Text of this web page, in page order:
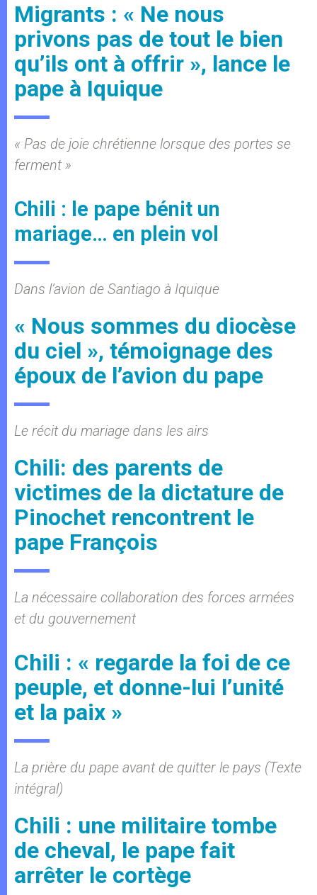
Migrants : « Ne nous
privons pas de tout le bien
qu’ils ont à offrir », lance le
pape à Iquique
« Pas de joie chrétienne lorsque des portes se
ferment »
Chili : le pape bénit un
mariage… en plein vol
Dans l’avion de Santiago à Iquique
« Nous sommes du diocèse
du ciel », témoignage des
époux de l’avion du pape
Le récit du mariage dans les airs
Chili: des parents de
victimes de la dictature de
Pinochet rencontrent le
pape François
La nécessaire collaboration des forces armées
et du gouvernement
Chili : « regarde la foi de ce
peuple, et donne-lui l’unité
et la paix »
La prière du pape avant de quitter le pays (Texte
intégral)
Chili : une militaire tombe
de cheval, le pape fait
arrêter le cortège